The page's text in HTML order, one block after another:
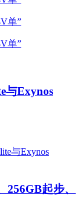
与Exynos
256GB起步、